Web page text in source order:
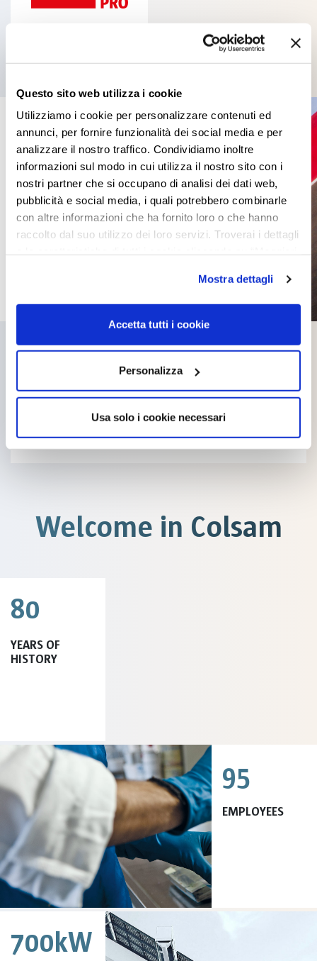
Questo sito web utilizza i cookie
Utilizziamo i cookie per personalizzare contenuti ed
annunci, per fornire funzionalità dei social media e per
analizzare il nostro traffico. Condividiamo inoltre
informazioni sul modo in cui utilizza il nostro sito con i
nostri partner che si occupano di analisi dei dati web,
pubblicità e social media, i quali potrebbero combinarle
con altre informazioni che ha fornito loro o che hanno
raccolto dal suo utilizzo dei loro servizi. Troverai i dettagli
cookie accettare. Per ulteriori informazioni consulta
lacookie policy.
Mostra dettagli
Accetta tutti i cookie
Personalizza
Usa solo i cookie necessari
Samoline
The water-based paint for racing circuits, one of a kind,
and constant research. Used in motor racing circuits all
over the world.
DISCOVER MORE
Welcome in Colsam
80
YEARS OF
HISTORY
95
EMPLOYEES
700kW